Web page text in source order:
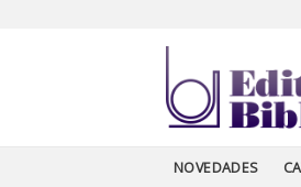
NOVEDADES